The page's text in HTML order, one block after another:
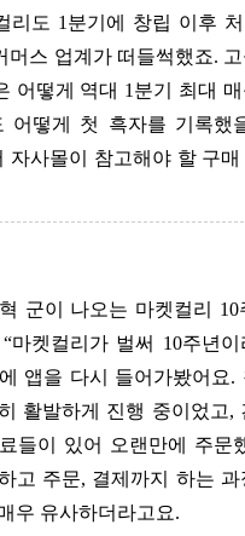
리도 1분기에 창립 이후
머스 업계가 떠들썩했죠.
어떻게 역대 1분기 최대
어떻게 첫 흑자를 기록했
자사몰이 참고해야 할 구
군이 나오는 마켓컬리 10
마켓컬리가 벌써 10주년
앱을 다시 들어가봤어요.
활발하게 진행 중이었고,
들이 있어 오랜만에 주문
고 주문, 결제까지 하는
우 유사하더라고요.